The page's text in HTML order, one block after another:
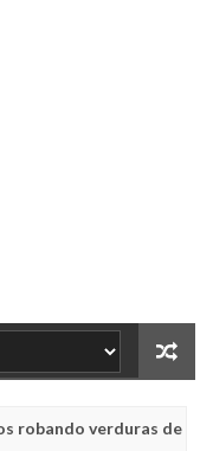
verduras de sus